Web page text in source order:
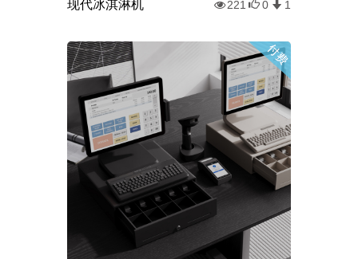
现代冰淇淋机 221 0 1